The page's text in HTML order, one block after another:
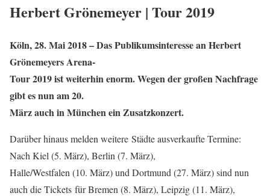
Herbert Grönemeyer | Tour 2019
Köln, 28. Mai 2018 – Das Publikumsinteresse an Herbert
Grönemeyers Arena-
Tour 2019 ist weiterhin enorm. Wegen der großen Nachfrage
gibt es nun am 20.
März auch in München ein Zusatzkonzert.
Darüber hinaus melden weitere Städte ausverkaufte Termine:
Nach Kiel (5. März), Berlin (7. März),
Halle/Westfalen (10. März) und Dortmund (27. März) sind nun
auch die Tickets für Bremen (8. März), Leipzig (11. März),